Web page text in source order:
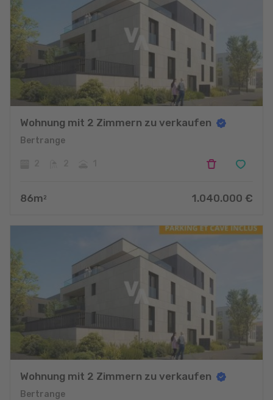
Wohnung mit 2 Zimmern zu verkaufen
Bertrange
86m 2 1.040.000 €
Wohnung mit 2 Zimmern zu verkaufen
Bertrange